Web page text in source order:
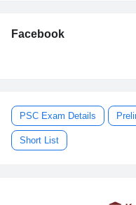
Facebook
PSC Exam Details
Short List